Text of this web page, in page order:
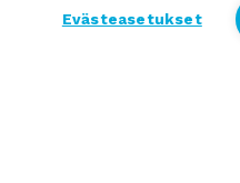
Evästeasetukset